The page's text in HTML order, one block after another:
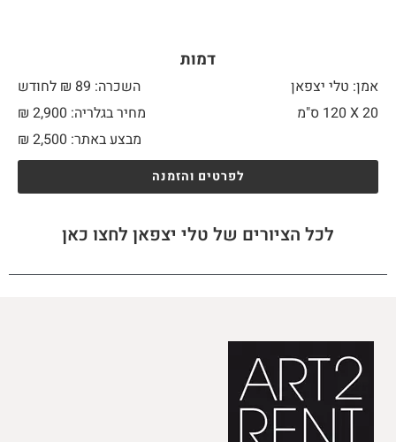
דמות
אמן: טלי יצפאן
השכרה: 89 ₪ לחודש
20 X
מחיר בגלריה: 2,900 ₪
מבצע באתר:
₪ 2,500
לפרטים והזמנה
לכל הציורים של טלי יצפאן לחצו כאן